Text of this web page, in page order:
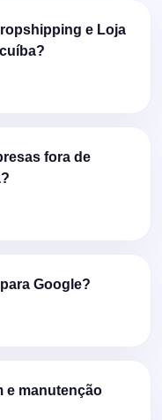
e Loja
fora de
Google?
e manutenção